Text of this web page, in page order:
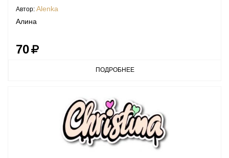
Автор: Alenka
Алина
70
ПОДРОБНЕЕ